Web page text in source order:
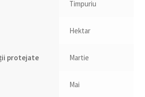
Timpuriu
Hektar
protejate Martie
Mai